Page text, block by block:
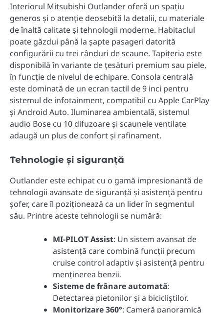
Interiorul Mitsubishi Outlander oferă un spațiu
generos și o atenție deosebită la detalii, cu materiale
de înaltă calitate și tehnologii moderne. Habitaclul
poate găzdui până la șapte pasageri datorită
configurării cu trei rânduri de scaune. Tapițeria este
disponibilă în variante de țesături premium sau piele,
în funcție de nivelul de echipare. Consola centrală
este dominată de un ecran tactil de 9 inci pentru
sistemul de infotainment, compatibil cu Apple CarPlay
și Android Auto. Iluminarea ambientală, sistemul
audio Bose cu 10 difuzoare și scaunele ventilate
adaugă un plus de confort și rafinament.
Tehnologie și siguranță
Outlander este echipat cu o gamă impresionantă de
tehnologii avansate de siguranță și asistență pentru
șofer, care îl poziționează ca un lider în segmentul
său. Printre aceste tehnologii se numără:
MI-PILOT Assist: Un sistem avansat de
asistență care combină funcții precum
cruise control adaptiv și asistență pentru
menținerea benzii.
Sisteme de frânare automată:
Detectarea pietonilor și a bicicliștilor.
Monitorizare 360°: Cameră panoramică